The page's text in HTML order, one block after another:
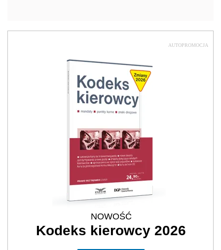
AUTOPROMOCJA
NOWOŚĆ
Kodeks kierowcy 2026